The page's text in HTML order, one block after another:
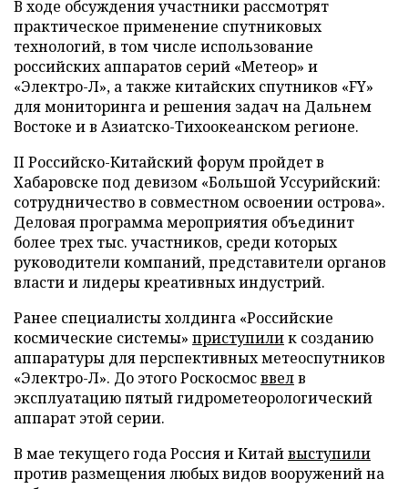
В ходе обсуждения участники рассмотрят
практическое применение спутниковых
технологий, в том числе использование
российских аппаратов серий «Метеор» и
«Электро-Л», а также китайских спутников «FY»
для мониторинга и решения задач на Дальнем
Востоке и в Азиатско-Тихоокеанском регионе.
II Российско-Китайский форум пройдет в
Хабаровске под девизом «Большой Уссурийский:
сотрудничество в совместном освоении острова».
Деловая программа мероприятия объединит
более трех тыс. участников, среди которых
руководители компаний, представители органов
власти и лидеры креативных индустрий.
Ранее специалисты холдинга «Российские
космические системы» приступилик созданию
аппаратуры для перспективных метеоспутников
«Электро-Л». До этого Роскосмосввелв
эксплуатацию пятый гидрометеорологический
аппарат этой серии.
В мае текущего года Россия и Китайвыступили
против размещения любых видов вооружений на